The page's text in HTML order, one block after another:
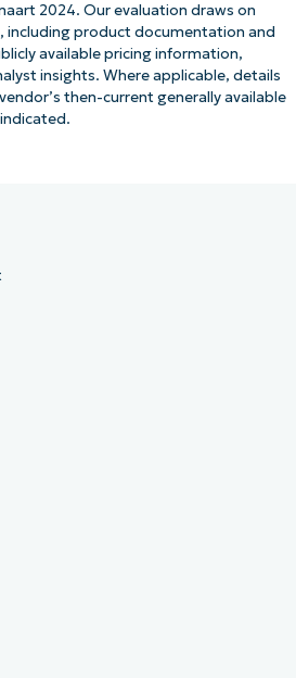
2024. Our evaluation draws on
including product documentation and
available pricing information,
insights. Where applicable, details
then-current generally available